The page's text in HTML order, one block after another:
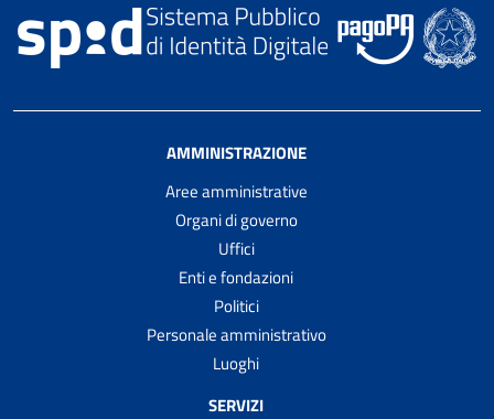
AMMINISTRAZIONE
Aree amministrative
Organi di governo
Uffici
Enti e fondazioni
Politici
Personale amministrativo
Luoghi
SERVIZI